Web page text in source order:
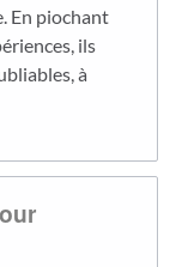
En piochant
ils
à